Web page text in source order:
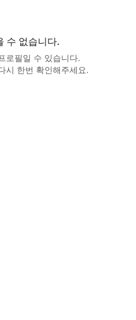
수 없습니다.
로필일 수 있습니다.
시 한번 확인해주세요.